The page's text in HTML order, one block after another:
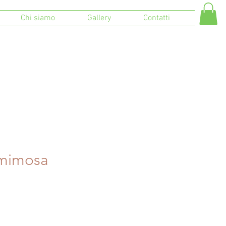
Chi siamo Gallery Contatti